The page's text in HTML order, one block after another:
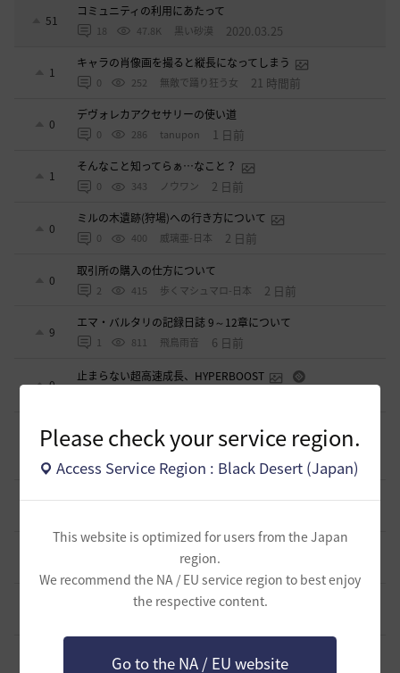
Please check your service region.
Access Service Region : Black Desert (Japan)
This website is optimized for users from the Japan
region.
We recommend the NA / EU service region to best enjoy
the respective content.
Go to the NA / EU website
51
コミュニティの利用にあたって
18 47.8K 黒い砂漠 2020.03.25
1
キャラの肖像画を撮ると縦長になってしまう
0 252 無敵で踊り狂う女 21 時間前
0
デヴォレカアクセサリーの使い道
0 286 tanupon 1 日前
1
そんなこと知ってらぁ…なこと？
0 343 ノウワン 2 日前
0
ミルの木遺跡(狩場)への行き方について
0 400 威璃亜-日本 2 日前
0
取引所の購入の仕方について
2 415 歩くマシュマロ-日本 2 日前
9
エマ・バルタリの記録日誌 9～12章について
1 811 飛鳥雨音 6 日前
0
止まらない超高速成長、HYPERBOOST
4
【ギルド名声】2026ハイデル宴会スクショ【どうなる？】
（2026年ギルド名声アプデリンク追記）
0 874 セルベリア 2026.07.27
1
波に乗って流れ着いた宝の地図の場所
倉庫の 2026.07.24
週間イベントについて